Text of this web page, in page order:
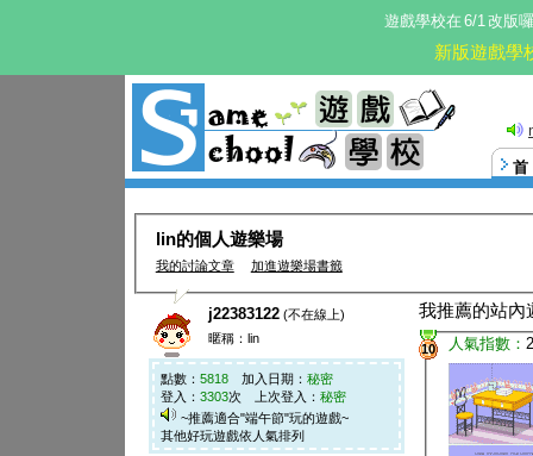
遊戲學校在 6/1改版
新版遊戲學
lin的個人遊樂場
我的討論文章 加進遊樂場書籤
j22383122 (不在線上)
暱稱：lin
點數： 5818 加入日期： 秘密
登入： 3303次 上次登入： 秘密
~推薦適合"端午節"玩的遊戲~
其他好玩遊戲依人氣排列
我推薦的站內
10 人氣指數：